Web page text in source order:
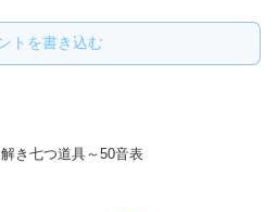
トを書き込む
き七つ道具～50音表